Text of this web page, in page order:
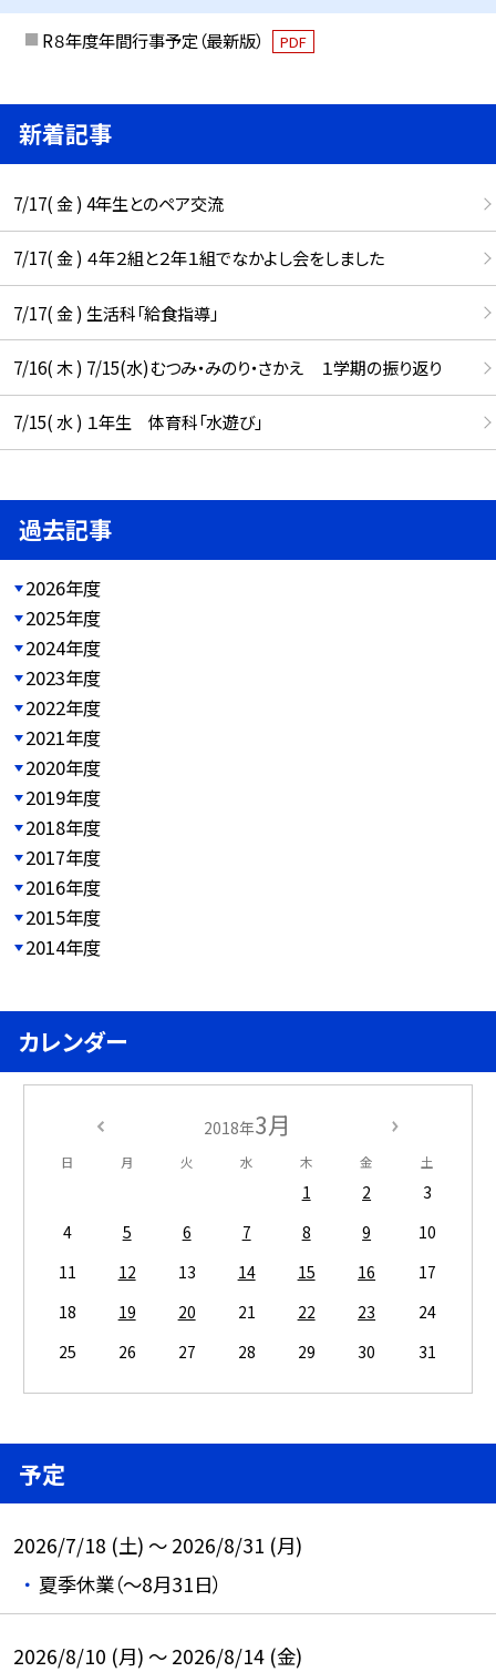
R８年度年間行事予定（最新版） PDF
新着記事
7/17( 金 ) 4年生とのペア交流
7/17( 金 ) ４年２組と２年１組でなかよし会をしました
7/17( 金 ) 生活科「給食指導」
7/16( 木 ) 7/15(水)むつみ・みのり・さかえ １学期の振り返り
7/15( 水 ) １年生 体育科「水遊び」
過去記事
2026年度
2025年度
2024年度
2023年度
2022年度
2021年度
2020年度
2019年度
2018年度
2017年度
2016年度
2015年度
2014年度
カレンダー
2018年3月
日 月 火 水 木 金 土
1 2
3
4
5 6 7 8 9
10
11
12 13 14 15 16
17
18
19 20 21 22 23
24
25
26 27 28 29 30 31
予定
2026/7/18 (土) ～ 2026/8/31 (月)
夏季休業（～8月31日）
2026/8/10 (月) ～ 2026/8/14 (金)